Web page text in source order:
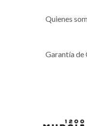
Quienes
Garantía de